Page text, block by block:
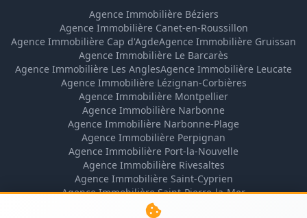
Agence Immobilière Béziers
Agence Immobilière Canet-en-Roussillon
Agence Immobilière Cap d'AgdeAgence Immobilière Gruissan
Agence Immobilière Le Barcarès
Agence Immobilière Les AnglesAgence Immobilière Leucate
Agence Immobilière Lézignan-Corbières
Agence Immobilière Montpellier
Agence Immobilière Narbonne
Agence Immobilière Narbonne-Plage
Agence Immobilière Perpignan
Agence Immobilière Port-la-Nouvelle
Agence Immobilière Rivesaltes
Agence Immobilière Saint-Cyprien
Agence Immobilière Saint-Pierre-la-Mer
Agence Immobilière Valras-Plage